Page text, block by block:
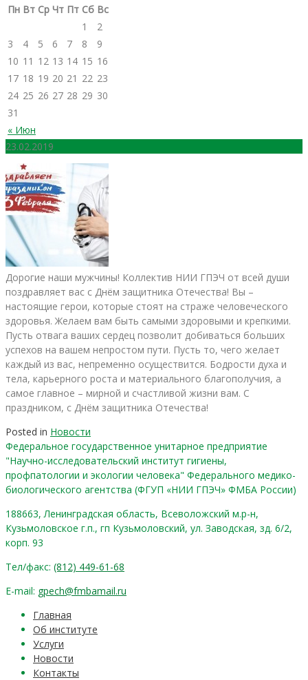
Пн Вт Ср Чт Пт Сб Вс
« Июн
1
2
3
4 5 6 7 8
9
10 11 12 13 14 15 16
17 18 19 20 21 22 23
24 25 26 27 28 29 30
31
23.02.2019
Дорогие наши мужчины! Коллектив НИИ ГПЭЧ от всей души
поздравляет вас с Днём защитника Отечества! Вы –
настоящие герои, которые стоят на страже человеческого
здоровья. Желаем вам быть самыми здоровыми и крепкими.
Пусть отвага ваших сердец позволит добиваться больших
успехов на вашем непростом пути. Пусть то, чего желает
каждый из вас, непременно осуществится. Бодрости духа и
тела, карьерного роста и материального благополучия, а
самое главное – мирной и счастливой жизни вам. С
праздником, с Днём защитника Отечества!
Posted in Новости
Федеральное государственное унитарное предприятие
"Научно-исследовательский институт гигиены,
профпатологии и экологии человека" Федерального медико-
биологического агентства (ФГУП «НИИ ГПЭЧ» ФМБА России)
188663, Ленинградская область, Всеволожский м.р-н,
Кузьмоловское г.п., гп Кузьмоловский, ул. Заводская, зд. 6/2,
корп. 93
Тел/факс: (812) 449-61-68
E-mail: gpech@fmbamail.ru
Главная
Об институте
Услуги
Новости
Контакты